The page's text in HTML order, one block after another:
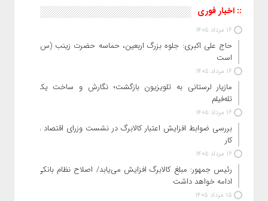
:: اخبار فوری
16 مرداد 1405
حاج‌ علی‌ اکبری: جلوه بزرگ اربعین، حماسه حضرت زینب (س)
است
16 مرداد 1405
مازیار لرستانی به تلویزیون بازگشت؛ نگارش و ساخت یک
تله‌فیلم
16 مرداد 1405
بررسی ضوابط افزایش اعتبار کالابرگ در نشست وزرای اقتصاد و
کار
16 مرداد 1405
رئیس‌ جمهور: مبلغ کالابرگ افزایش می‌یابد/ اصلاح نظام بانکی
ادامه خواهد داشت
15 مرداد 1405